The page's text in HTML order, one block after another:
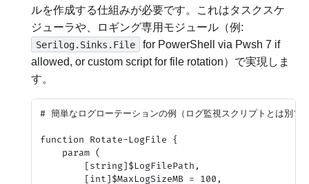
ルを作成する仕組みが必要です。これはタスクスケ
ジューラや、ロギング専用モジュール（例:
Serilog.Sinks.File
for PowerShell via Pwsh 7 if
allowed, or custom script for file rotation）で実現しま
す。
# 簡単なログローテーションの例（ログ監視スクリプトとは別プ
function Rotate-LogFile {
    param (
        [string]$LogFilePath,
        [int]$MaxLogSizeMB = 100,